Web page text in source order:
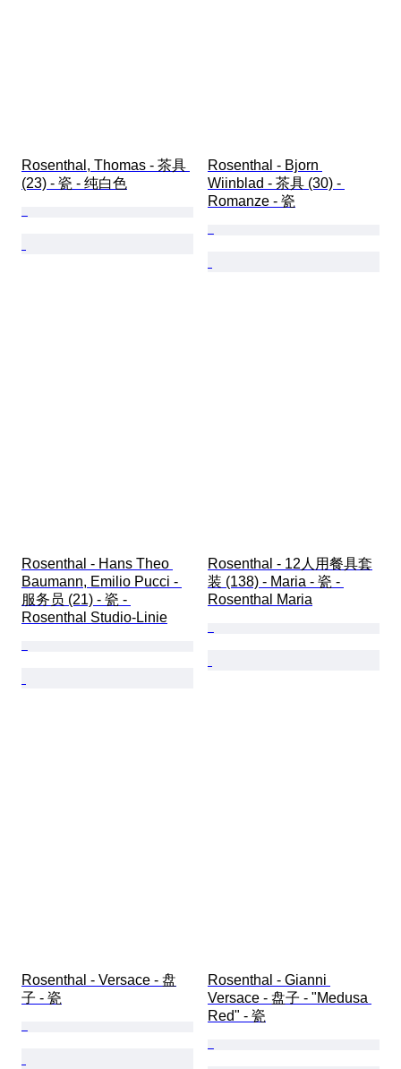
Rosenthal, Thomas - 茶具
(23) - 瓷 - 纯白色
Rosenthal - Bjorn
Wiinblad - 茶具 (30) -
Romanze - 瓷
Rosenthal - Hans Theo
Baumann, Emilio Pucci -
服务员 (21) - 瓷 -
Rosenthal Studio-Linie
Rosenthal - 12人用餐具套
装 (138) - Maria - 瓷 -
Rosenthal Maria
Rosenthal - Versace - 盘
子 - 瓷
Rosenthal - Gianni
Versace - 盘子 - "Medusa
Red" - 瓷